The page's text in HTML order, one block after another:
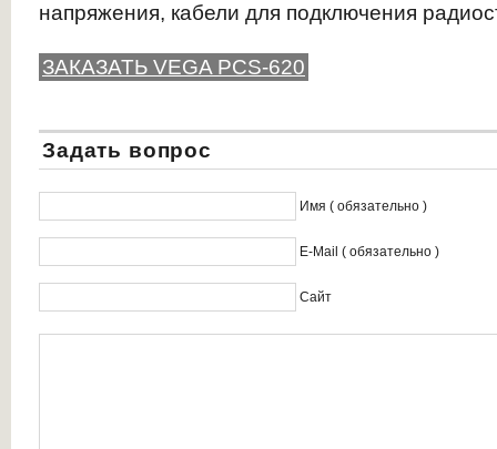
напряжения, кабели для подключения
ЗАКАЗАТЬ VEGA PCS-620
Задать вопрос
Имя ( обязательно )
E-Mail ( обязательно )
Сайт